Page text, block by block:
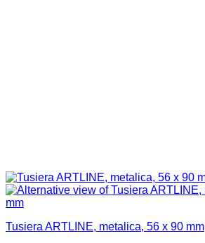
Tusiera ARTLINE, metalica, 56 x 90 mm